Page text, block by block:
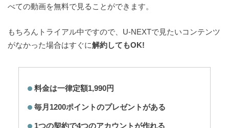
べての動画を無料で見ることができます。
もちろんトライアル中ですので、U-NEXTで見たいコンテンツ
がなかった場合はすぐに解約してもOK!
料金は一律定額1,990円
毎月1200ポイントのプレゼントがある
1つの契約で4つのアカウントが作れる